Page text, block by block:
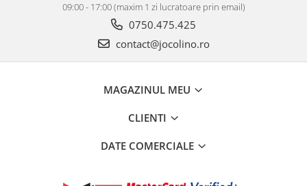
09:00 - 17:00 (maxim 1 zi lucratoare prin email)
0750.475.425
contact@jocolino.ro
MAGAZINUL MEU
CLIENTI
DATE COMERCIALE